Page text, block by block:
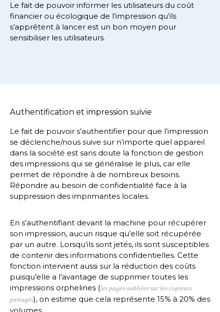
Le fait de pouvoir informer les utilisateurs du coût
financier ou écologique de l’impression qu’ils
s’apprêtent à lancer est un bon moyen pour
sensibiliser les utilisateurs.
Authentification et impression suivie
Le fait de pouvoir s’authentifier pour que l’impression
se déclenche/nous suive sur n’importe quel appareil
dans la société est sans doute la fonction de gestion
des impressions qui se généralise le plus, car elle
permet de répondre à de nombreux besoins.
Répondre au besoin de confidentialité face à la
suppression des imprimantes locales.
En s’authentifiant devant la machine pour récupérer
son impression, aucun risque qu’elle soit récupérée
par un autre. Lorsqu’ils sont jetés, ils sont susceptibles
de contenir des informations confidentielles. Cette
fonction intervient aussi sur la réduction des coûts
puisqu’elle a l’avantage de supprimer toutes les
impressions orphelines (les pages oubliées sur les copieurs
partagés), on estime que cela représente 15% à 20% des